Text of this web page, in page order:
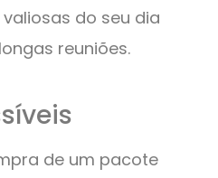
do seu dia
reuniões.
de um pacote